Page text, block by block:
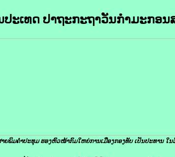
ປະເທດ ປາຖະກະຖາວັນກຳມະກອ
ພິມຄໍາປະທຸມ ຮອງຫົວໜ້າກົມໃຫຍ່ການເມືອງກອງທັບ ​ເປັນ​ປະທານ ໃນ​ວັ